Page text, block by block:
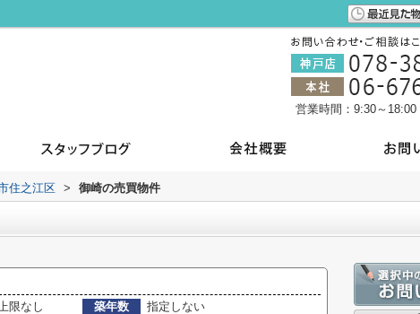
営業時間：9:30～18:00
住之江区 > 御崎の売買物件
限なし 築年数
指定しない